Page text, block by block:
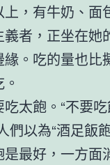
，有牛奶、面
者，正坐在她
。吃的量也比
太飽。“不要
以為“酒足飯
最好，一方面